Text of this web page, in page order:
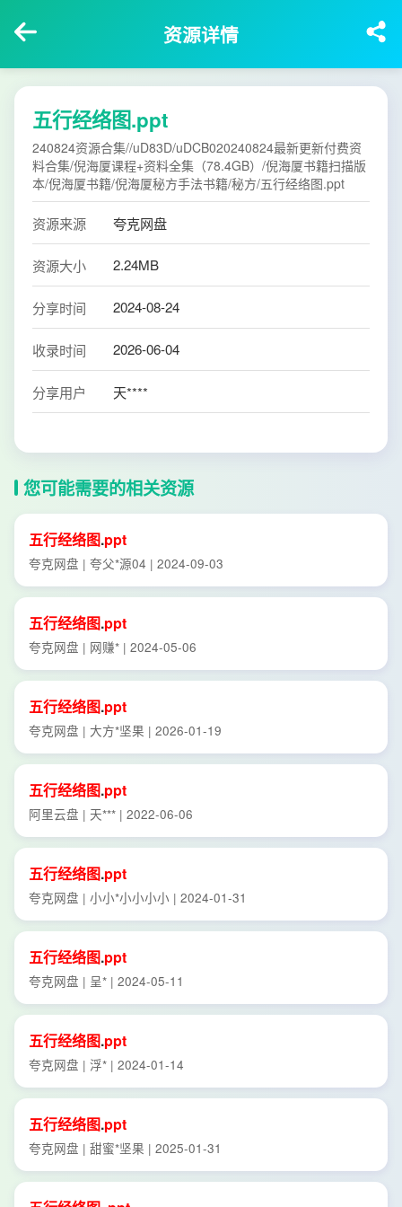
资源详情
五行经络图.ppt
240824资源合集//uD83D/uDCB020240824最新更新付费资
料合集/倪海厦课程+资料全集（78.4GB）/倪海厦书籍扫描版
本/倪海厦书籍/倪海厦秘方手法书籍/秘方/五行经络图.ppt
资源来源 夸克网盘
资源大小 2.24MB
分享时间 2024-08-24
收录时间 2026-06-04
分享用户 天****
您可能需要的相关资源
五行经络图.ppt
夸克网盘 | 夸父*源04 | 2024-09-03
五行经络图.ppt
夸克网盘 | 网赚* | 2024-05-06
五行经络图.ppt
夸克网盘 | 大方*坚果 | 2026-01-19
五行经络图.ppt
阿里云盘 | 天*** | 2022-06-06
五行经络图.ppt
夸克网盘 | 小小*小小小小 | 2024-01-31
五行经络图.ppt
夸克网盘 | 呈* | 2024-05-11
五行经络图.ppt
夸克网盘 | 浮* | 2024-01-14
五行经络图.ppt
夸克网盘 | 甜蜜*坚果 | 2025-01-31